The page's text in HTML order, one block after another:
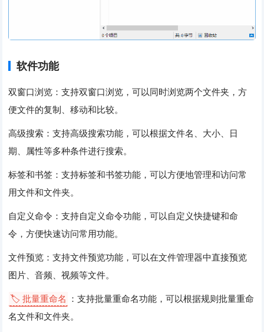
软件功能
双窗口浏览：支持双窗口浏览，可以同时浏览两个文件夹，方
便文件的复制、移动和比较。
高级搜索：支持高级搜索功能，可以根据文件名、大小、日
期、属性等多种条件进行搜索。
标签和书签：支持标签和书签功能，可以方便地管理和访问常
用文件和文件夹。
自定义命令：支持自定义命令功能，可以自定义快捷键和命
令，方便快速访问常用功能。
文件预览：支持文件预览功能，可以在文件管理器中直接预览
图片、音频、视频等文件。
🏷️ 批量重命名 ：支持批量重命名功能，可以根据规则批量重命
名文件和文件夹。